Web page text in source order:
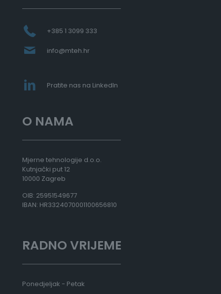
+385 1 3099 333
info@mteh.hr
Pratite nas na LinkedIn
O NAMA
Mjerne tehnologije d.o.o.
Kutnjački put 12
10000 Zagreb
OIB: 25951549677
IBAN: HR3324070001100656810
RADNO VRIJEME
Ponedjeljak - Petak